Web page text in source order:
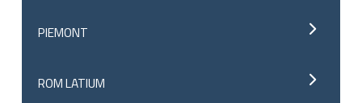
PIEMONT
ROM LATIUM